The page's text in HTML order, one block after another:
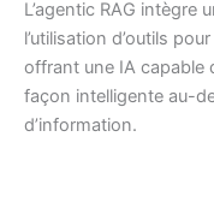
L’agentic RAG
l’utilisation d’outils
offrant une IA capable
façon intelligente au-
d’information.